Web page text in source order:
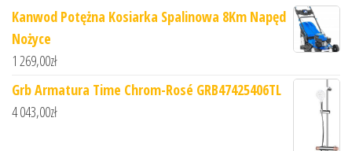
Kanwod Potężna Kosiarka Spalinowa 8Km Napęd
Nożyce
1 269,00zł
Grb Armatura Time Chrom-Rosé GRB47425406TL
4 043,00zł